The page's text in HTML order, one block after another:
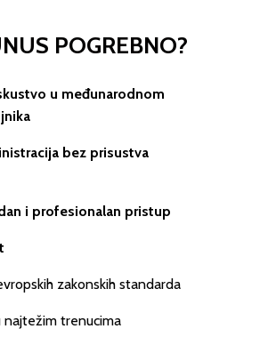
POGREBNO?
u međunarodnom
bez prisustva
i profesionalan pristup
zakonskih standarda
najtežim trenucima